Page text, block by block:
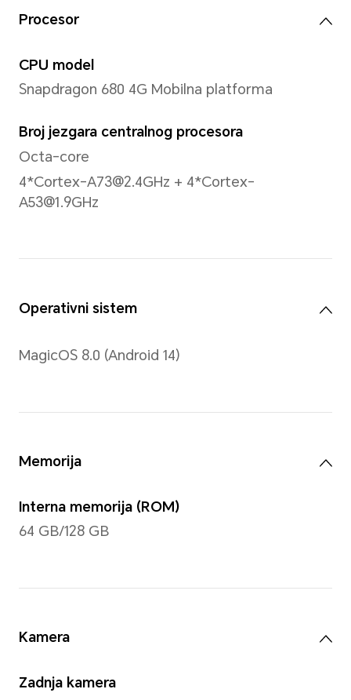
razlikovati u zavisnosti od
procesa i metode merenja.
Veličina
11 inča
se meri kao standardni
manja)
Tip
Rezolucija
1920*1200